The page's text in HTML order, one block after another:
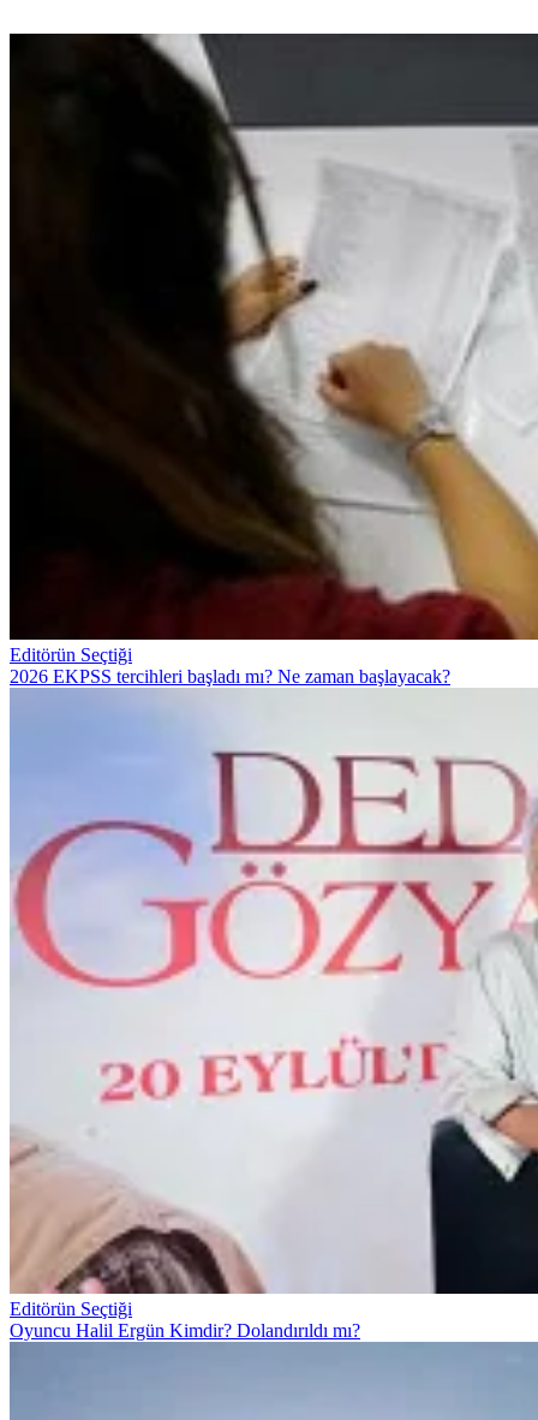
Editörün Seçtiği
2026 EKPSS tercihleri başladı mı? Ne zaman başlayacak?
Editörün Seçtiği
Oyuncu Halil Ergün Kimdir? Dolandırıldı mı?